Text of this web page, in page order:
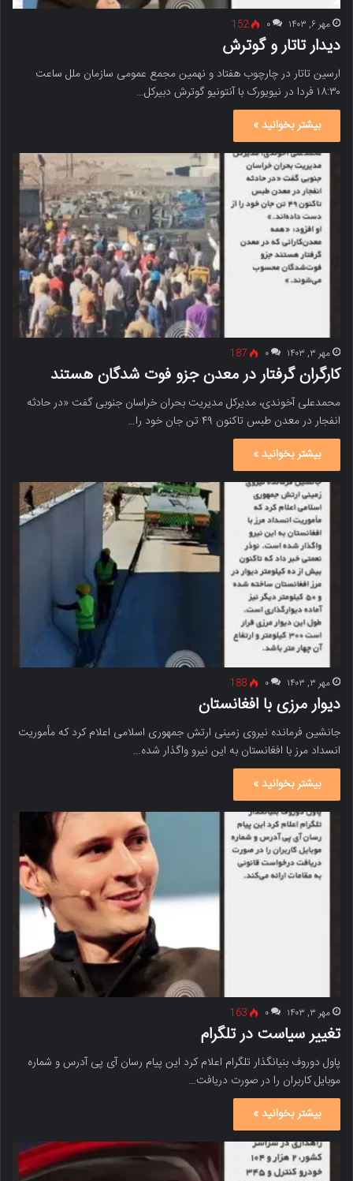
مهر ۶, ۱۴۰۳ ۰ 152
دیدار تاتار و گوترش
ارسین تاتار در چارچوب هفتاد و نهمین مجمع عمومی سازمان ملل ساعت
۱۸:۳۰ فردا در نیویورک با آنتونیو گوترش دبیرکل…
بیشتر بخوانید »
مهر ۳, ۱۴۰۳ ۰ 187
کارگران گرفتار در معدن جزو فوت شدگان هستند
محمدعلی آخوندی، مدیرکل مدیریت بحران خراسان جنوبی گفت «در حادثه
انفجار در معدن طبس تاکنون ۴۹ تن جان خود را…
بیشتر بخوانید »
مهر ۳, ۱۴۰۳ ۰ 188
دیوار مرزی با افغانستان
جانشین فرمانده نیروی زمینی ارتش جمهوری اسلامی اعلام کرد که مأموریت
انسداد مرز با افغانستان به این نیرو واگذار شده…
بیشتر بخوانید »
مهر ۳, ۱۴۰۳ ۰ 163
تغییر سیاست در تلگرام
پاول دوروف بنیانگذار تلگرام اعلام کرد این پیام رسان آی پی آدرس و شماره
موبایل کاربران را در صورت دریافت…
بیشتر بخوانید »